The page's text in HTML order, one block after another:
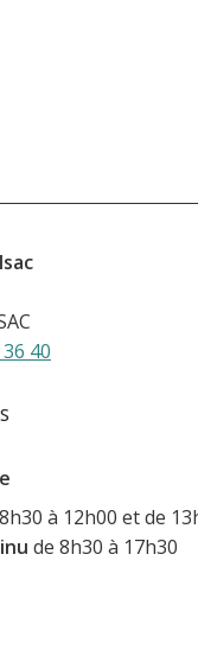
40
à 12h00 et de
de 8h30 à 17h30